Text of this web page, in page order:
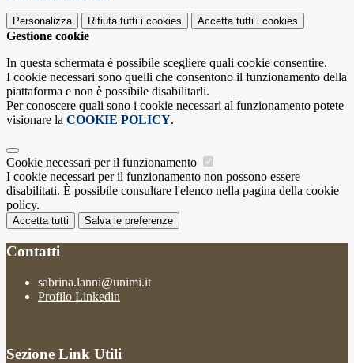
Personalizza Rifiuta tutti i cookies Accetta tutti i cookies
Gestione cookie
In questa schermata è possibile scegliere quali cookie consentire.
I cookie necessari sono quelli che consentono il funzionamento della
piattaforma e non è possibile disabilitarli.
Per conoscere quali sono i cookie necessari al funzionamento potete
visionare la COOKIE POLICY.
Cookie necessari per il funzionamento
I cookie necessari per il funzionamento non possono essere
disabilitati. È possibile consultare l'elenco nella pagina della cookie
policy.
Accetta tutti Salva le preferenze
Contatti
sabrina.lanni@unimi.it
Profilo Linkedin
Sezione Link Utili